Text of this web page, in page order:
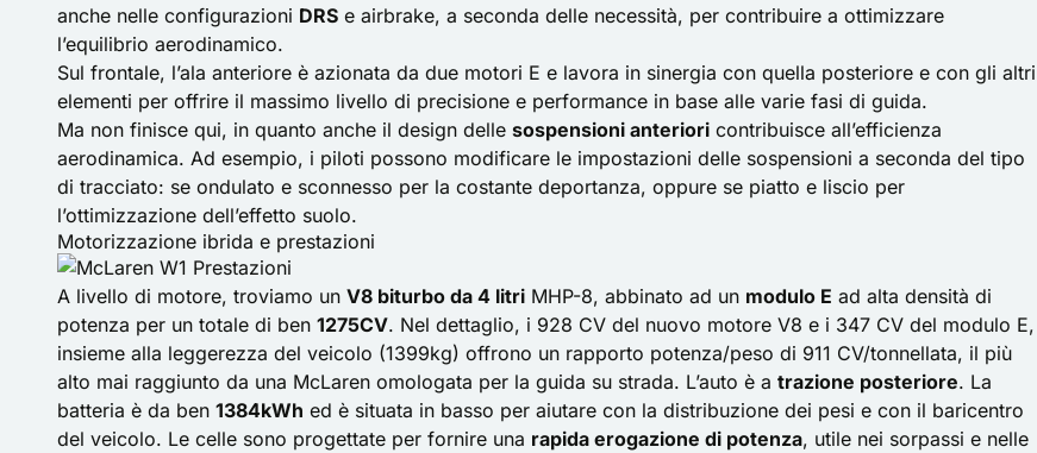
anche nelle configurazioni DRS e airbrake, a seconda delle necessità, per contribuire a ottimizzare
l’equilibrio aerodinamico.
Sul frontale, l’ala anteriore è azionata da due motori E e lavora in sinergia con quella posteriore e con gli altri
elementi per offrire il massimo livello di precisione e performance in base alle varie fasi di guida.
Ma non finisce qui, in quanto anche il design delle sospensioni anteriori contribuisce all’efficienza
aerodinamica. Ad esempio, i piloti possono modificare le impostazioni delle sospensioni a seconda del tipo
di tracciato: se ondulato e sconnesso per la costante deportanza, oppure se piatto e liscio per
l’ottimizzazione dell’effetto suolo.
Motorizzazione ibrida e prestazioni
A livello di motore, troviamo un V8 biturbo da 4 litri MHP-8, abbinato ad un modulo E ad alta densità di
potenza per un totale di ben 1275CV. Nel dettaglio, i 928 CV del nuovo motore V8 e i 347 CV del modulo E,
insieme alla leggerezza del veicolo (1399kg) offrono un rapporto potenza/peso di 911 CV/tonnellata, il più
alto mai raggiunto da una McLaren omologata per la guida su strada. L’auto è a trazione posteriore. La
batteria è da ben 1384kWh ed è situata in basso per aiutare con la distribuzione dei pesi e con il baricentro
del veicolo. Le celle sono progettate per fornire una rapida erogazione di potenza, utile nei sorpassi e nelle